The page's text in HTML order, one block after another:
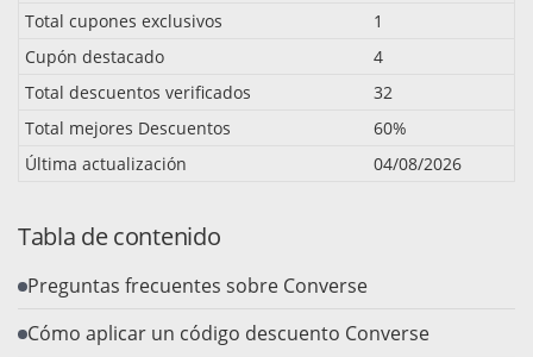
Total cupones exclusivos
1
Cupón destacado
4
Total descuentos verificados
32
Total mejores Descuentos
60%
Última actualización
04/08/2026
Tabla de contenido
Preguntas frecuentes sobre Converse
Cómo aplicar un código descuento Converse